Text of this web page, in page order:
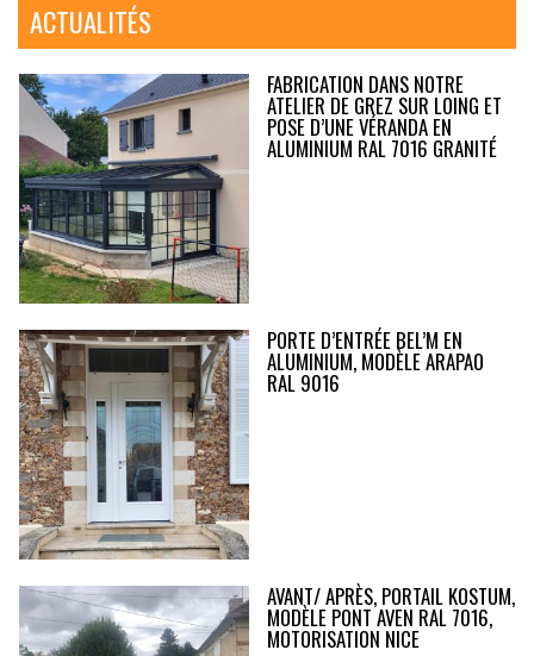
ACTUALITÉS
FABRICATION DANS NOTRE
ATELIER DE GREZ SUR LOING ET
POSE D’UNE VÉRANDA EN
ALUMINIUM RAL 7016 GRANITÉ
PORTE D’ENTRÉE BEL’M EN
ALUMINIUM, MODÈLE ARAPAO
RAL 9016
AVANT/ APRÈS, PORTAIL KOSTUM,
MODÈLE PONT AVEN RAL 7016,
MOTORISATION NICE